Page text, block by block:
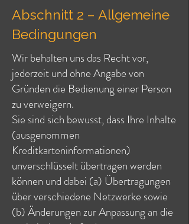
Abschnitt 2 – Allgemeine
Bedingungen
Wir behalten uns das Recht vor,
jederzeit und ohne Angabe von
Gründen die Bedienung einer Person
zu verweigern.
Sie sind sich bewusst, dass Ihre Inhalte
(ausgenommen
Kreditkarteninformationen)
unverschlüsselt übertragen werden
können und dabei (a) Übertragungen
über verschiedene Netzwerke sowie
(b) Änderungen zur Anpassung an die